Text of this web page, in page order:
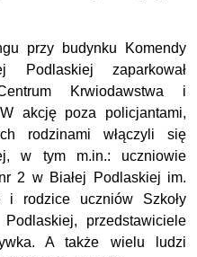
przy budynku Komendy
zaparkował
Krwiodawstwa i
akcję poza policjantami,
rodzinami włączyli się
w tym m.in.: uczniowie
2 w Białej Podlaskiej im.
i rodzice uczniów Szkoły
przedstawiciele
A także wielu ludzi